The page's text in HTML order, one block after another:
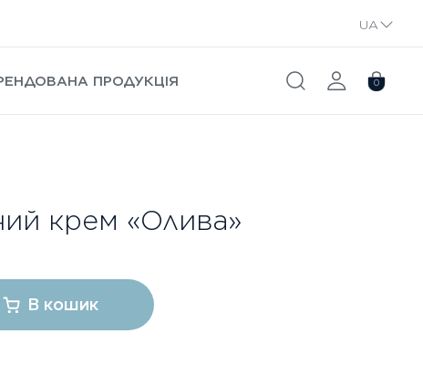
UA
ПРОДУКЦІЯ 0
крем «Олива»
В кошик